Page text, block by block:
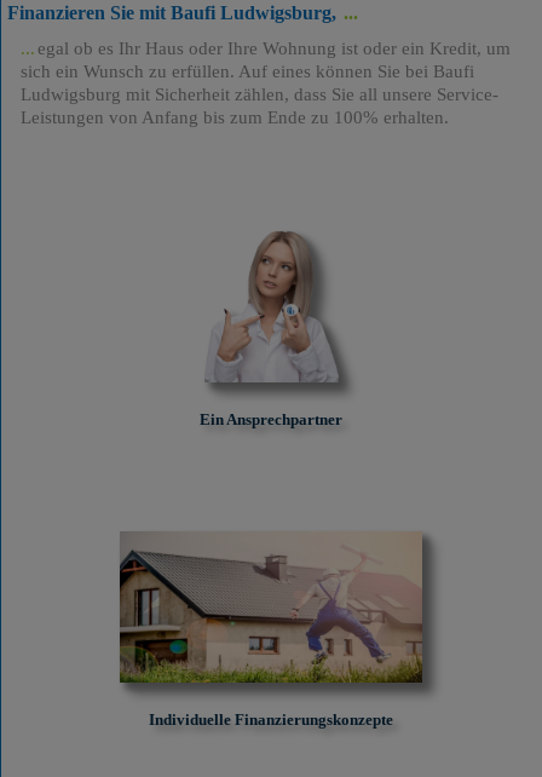
Finanzieren Sie mit Baufi Ludwigsburg,
egal ob es Ihr Haus oder Ihre Wohnung ist oder ein Kredit, um
sich ein Wunsch zu erfüllen. Auf eines können Sie bei Baufi
Ludwigsburg mit Sicherheit zählen, dass Sie all unsere Service-
Leistungen von Anfang bis zum Ende zu 100% erhalten.
Ein Ansprechpartner
Individuelle Finanzierungskonzepte